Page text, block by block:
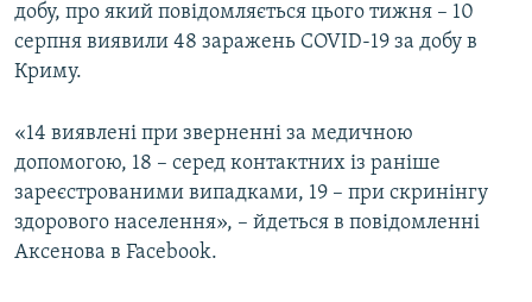
добу, про який повідомляється цього тижня – 10
серпня виявили 48 заражень COVID-19 за добу в
Криму.
«14 виявлені при зверненні за медичною
допомогою, 18 – серед контактних із раніше
зареєстрованими випадками, 19 – при скринінгу
здорового населення», – йдеться в повідомленні
Аксенова в Facebook.